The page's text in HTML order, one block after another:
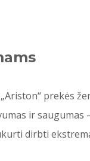
prekės
ir
dirbti